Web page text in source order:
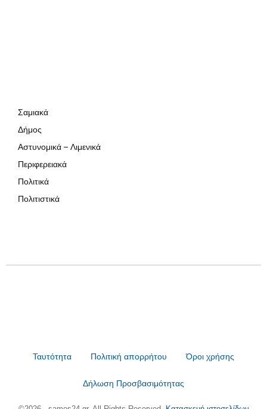
Σαμιακά
Δήμος
Αστυνομικά – Λιμενικά
Περιφερειακά
Πολιτικά
Πολιτιστικά
Ταυτότητα Πολιτική απορρήτου Όροι χρήσης
Δήλωση Προσβασιμότητας